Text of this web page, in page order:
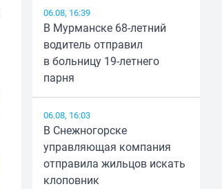
06.08, 16:39
В Мурманске 68-летний
водитель отправил
в больницу 19-летнего
парня
06.08, 16:03
В Снежногорске
управляющая компания
отправила жильцов искать
клоповник